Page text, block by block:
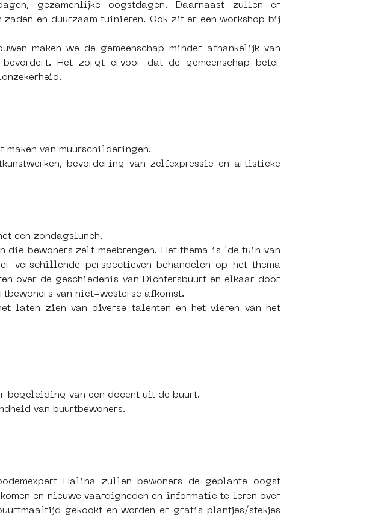
gezamenlijke oogstdagen. Daarnaast zullen er
en duurzaam tuinieren. Ook zit er een workshop bij
maken we de gemeenschap minder afhankelijk van
Het zorgt ervoor dat de gemeenschap beter
van muurschilderingen.
bevordering van zelfexpressie en artistieke
een zondagslunch.
bewoners zelf meebrengen. Het thema is ‘de tuin van
verschillende perspectieven behandelen op het thema
over de geschiedenis van Dichtersbuurt en elkaar door
van niet-westerse afkomst.
laten zien van diverse talenten en het vieren van het
van een docent uit de buurt.
van buurtbewoners.
Halina zullen bewoners de geplante oogst
en nieuwe vaardigheden en informatie te leren over
gekookt en worden er gratis plantjes/stekjes